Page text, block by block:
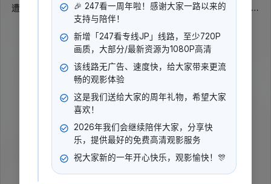
遭受重创，妖皇震怒，转而调遣龙族顶尖高手设下反击，目标直指
镇妖司掌座、当朝太师兼天元榜高手薛忍。刺杀得手后，杀手被困
屠妖山庄。金灵阁主与水仙子率五大阁主和部队合围追凶，却在接
连命案中发现，复仇背后还潜藏着更深的阴谋。
导演:
刘观伟
演员:
立即播放
🎉 247看一周年啦！感谢大家一路以来的
支持与陪伴！
新增「247看专线JP」线路，至少720P
画质，大部分/最新资源为1080P高清
该线路无广告、速度快，给大家带来更流
畅的观影体验
这是我们送给大家的周年礼物，希望大家
喜欢！
2026年我们会继续陪伴大家，分享快
乐，提供最好的免费高清观影服务
祝大家新的一年开心快乐，观影愉快！🎊